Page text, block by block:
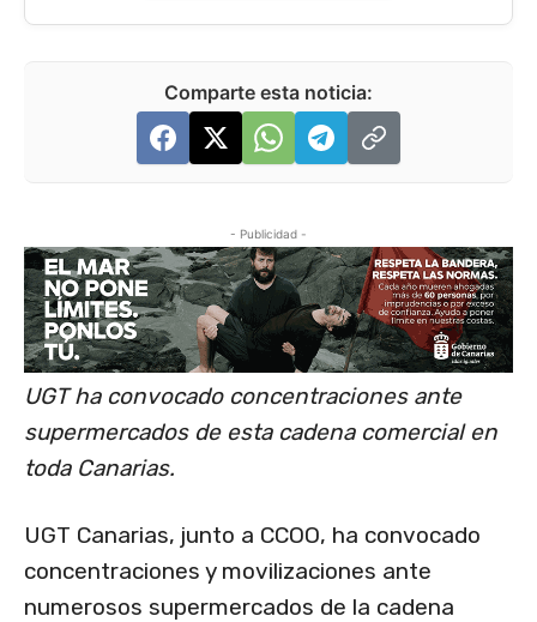
Comparte esta noticia:
- Publicidad -
UGT ha convocado concentraciones ante
supermercados de esta cadena comercial en
toda Canarias.
UGT Canarias, junto a CCOO, ha convocado
concentraciones y movilizaciones ante
numerosos supermercados de la cadena